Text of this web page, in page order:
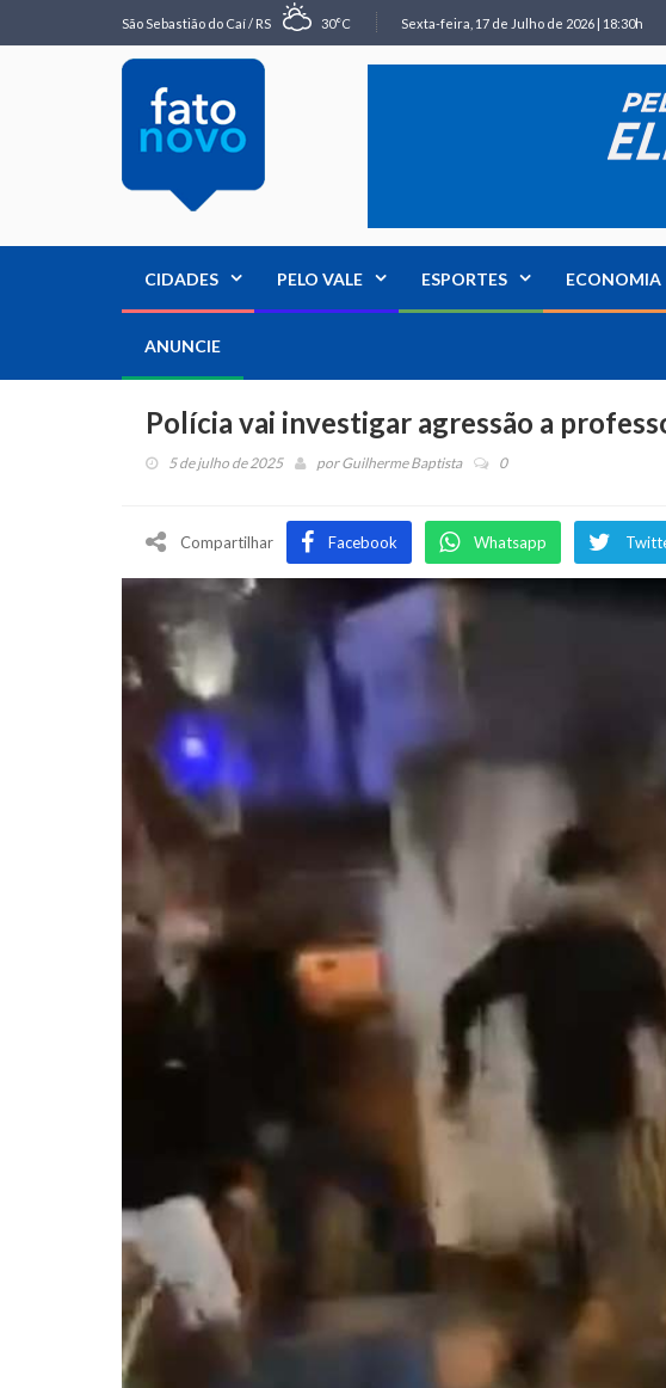
São Sebastião do Caí / RS 30°C Sexta-feira, 17 de Julho de 2026 | 18:30h
CIDADES PELO VALE ESPORTES ECONOMIA
ANUNCIE
Polícia vai investigar agressão a
5 de julho de 2025 porGuilherme Baptista 0
Compartilhar Facebook Whatsapp